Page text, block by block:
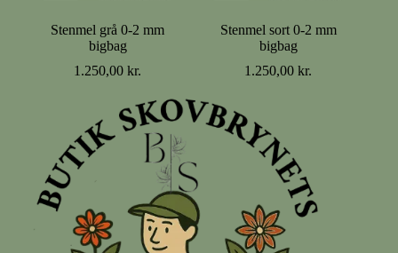
Stenmel grå 0-2 mm
bigbag
1.250,00kr.
Stenmel sort 0-2 mm
bigbag
1.250,00kr.